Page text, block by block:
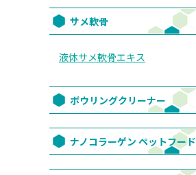
サメ軟骨
液体サメ軟骨エキス
ボウリングクリーナー
ナノコラーゲン ペットフード